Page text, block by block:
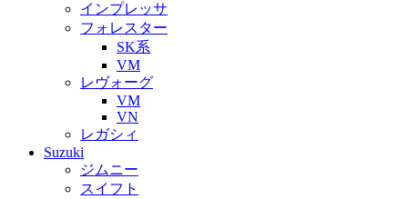
インプレッサ
フォレスター
SK系
VM
レヴォーグ
VM
VN
レガシィ
Suzuki
ジムニー
スイフト